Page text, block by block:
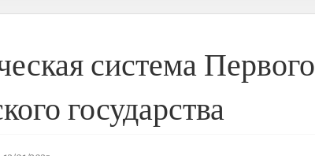
система Первого
государства